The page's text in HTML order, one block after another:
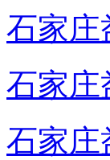
石家庄
石家庄
石家庄